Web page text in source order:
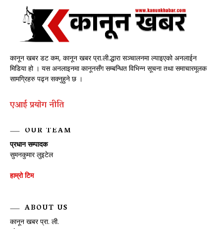
कानून खबर डट कम, कानून खबर प्रा.ली.द्धारा सञ्चालनमा ल्याइएको अनलाईन
मिडिया हो । यस अनलाइनमा कानूनसँग सम्बन्धित विभिन्न सूचना तथा समाचारमूलक
सामग्रिहरु पढ्न सक्नुहुने छ ।
एआई प्रयाेग नीति
OUR TEAM
प्रधान सम्पादक
सुमनकुमार लुइटेल
हाम्रो टिम
ABOUT US
कानून खबर प्रा. ली.